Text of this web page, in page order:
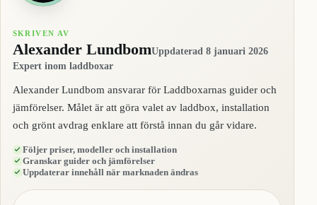
SKRIVEN AV
Alexander LundbomUppdaterad 8 januari 2026
Expert inom laddboxar
Alexander Lundbom ansvarar för Laddboxarnas guider och
jämförelser. Målet är att göra valet av laddbox, installation
och grönt avdrag enklare att förstå innan du går vidare.
Följer priser, modeller och installation
Granskar guider och jämförelser
Uppdaterar innehåll när marknaden ändras